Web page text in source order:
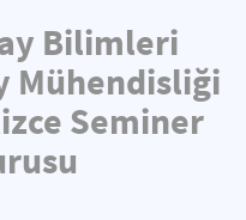
Bilimleri
Mühendisliği
Seminer